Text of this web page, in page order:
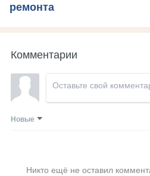
ремонта
Комментарии
Новые
Никто ещё не оставил